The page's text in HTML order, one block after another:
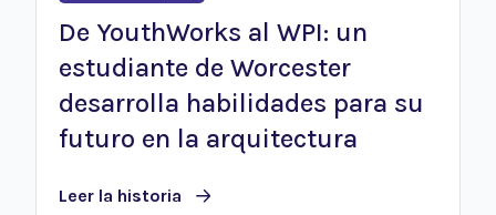
De YouthWorks al WPI: un
estudiante de Worcester
desarrolla habilidades para su
futuro en la arquitectura
Leer la historia